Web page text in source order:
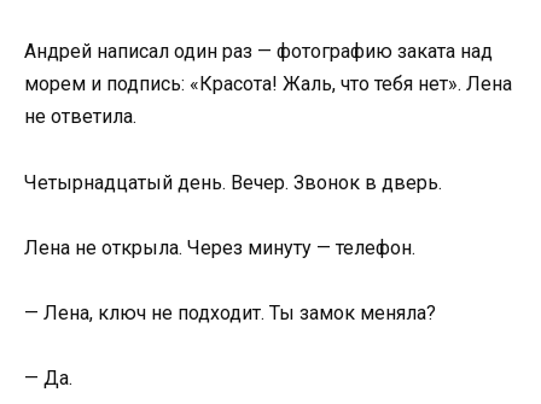
Андрей написал один раз — фотографию заката над
морем и подпись: «Красота! Жаль, что тебя нет». Лена
не ответила.
Четырнадцатый день. Вечер. Звонок в дверь.
Лена не открыла. Через минуту — телефон.
— Лена, ключ не подходит. Ты замок меняла?
— Да.